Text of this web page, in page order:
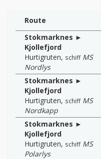
Route
Stokmarknes ►
Kjollefjord
Hurtigruten, schiff MS
Nordlys
Stokmarknes ►
Kjollefjord
Hurtigruten, schiff MS
Nordkapp
Stokmarknes ►
Kjollefjord
Hurtigruten, schiff MS
Polarlys